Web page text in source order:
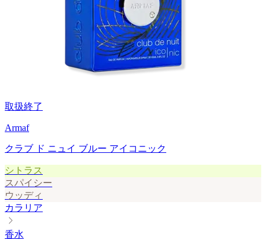
取扱終了
Armaf
クラブ ド ニュイ ブルー アイコニック
シトラス
スパイシー
ウッディ
カラリア
香水